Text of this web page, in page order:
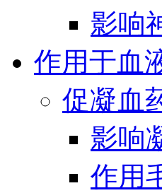
影响
作用于血
促凝血
影响
作用